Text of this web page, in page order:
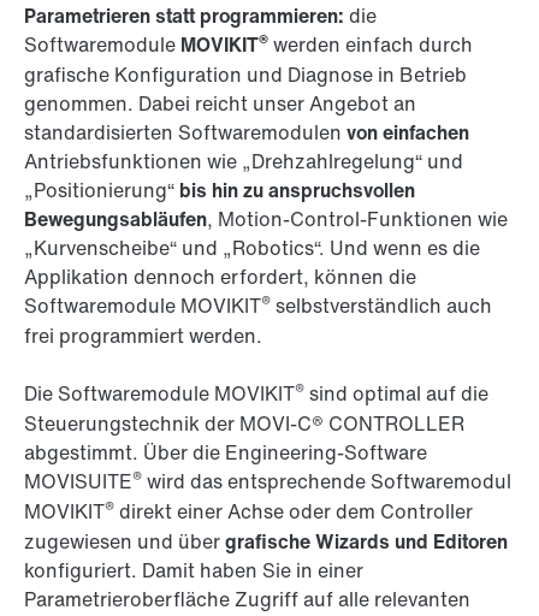
Parametrieren statt programmieren: die
Softwaremodule MOVIKIT® werden einfach durch
grafische Konfiguration und Diagnose in Betrieb
genommen. Dabei reicht unser Angebot an
standardisierten Softwaremodulen von einfachen
Antriebsfunktionen wie „Drehzahlregelung“ und
„Positionierung“ bis hin zu anspruchsvollen
Bewegungsabläufen, Motion-Control-Funktionen wie
„Kurvenscheibe“ und „Robotics“. Und wenn es die
Applikation dennoch erfordert, können die
Softwaremodule MOVIKIT® selbstverständlich auch
frei programmiert werden.
Die Softwaremodule MOVIKIT® sind optimal auf die
Steuerungstechnik der MOVI-C® CONTROLLER
abgestimmt. Über die Engineering-Software
MOVISUITE® wird das entsprechende Softwaremodul
MOVIKIT® direkt einer Achse oder dem Controller
zugewiesen und übergrafische Wizards und Editoren
konfiguriert. Damit haben Sie in einer
Parametrieroberfläche Zugriff auf alle relevanten